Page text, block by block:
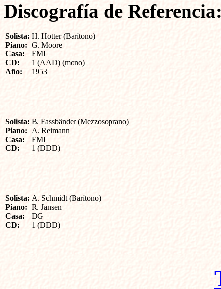
Discografía de
Solista:
Piano:
Casa:
CD:
Año:
H. Hotter (Barítono)
G. Moore
EMI
1 (AAD) (mono)
1953
Solista:
Piano:
Casa:
CD:
B. Fassbänder (Mezzosoprano)
A. Reimann
EMI
1 (DDD)
Solista:
Piano:
Casa:
CD:
A. Schmidt (Barítono)
R. Jansen
DG
1 (DDD)